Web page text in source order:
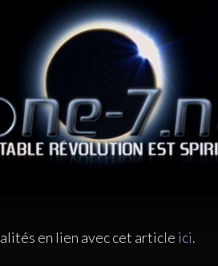
en lien avec cet article ici.